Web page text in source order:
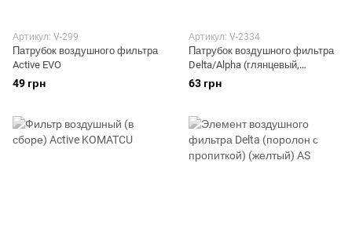
Артикул: V-299
Патрубок воздушного фильтра
Active EVO
49 грн
Артикул: V-2334
Патрубок воздушного фильтра
Delta/Alpha (глянцевый,
эластичный)
63 грн